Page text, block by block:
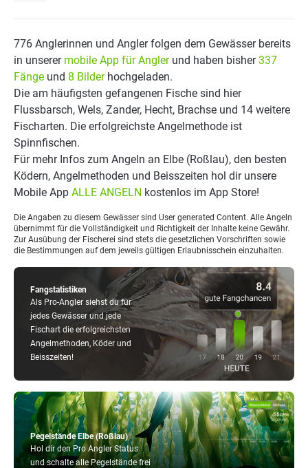
Pegelstände Elbe (Roßlau)
Hol dir den Pro Angler Status
und schalte alle Pegelstände frei
Fangstatistiken
Als Pro-Angler siehst du für
jedes Gewässer und jede
Fischart die erfolgreichsten
Angelmethoden, Köder und
Beisszeiten!
776 Anglerinnen und Angler folgen dem Gewässer bereits
in unserer mobile App für Anglerund haben bisher337
Fänge und 8 Bilderhochgeladen.
Die am häufigsten gefangenen Fische sind hier
Flussbarsch, Wels, Zander, Hecht, Brachse und 14 weitere
Fischarten. Die erfolgreichste Angelmethode ist
Spinnfischen.
Für mehr Infos zum Angeln an Elbe (Roßlau), den besten
Ködern, Angelmethoden und Beisszeiten hol dir unsere
Mobile App ALLE ANGELN kostenlos im App Store!
Die Angaben zu diesem Gewässer sind User generated Content. Alle Angeln
übernimmt für die Vollständigkeit und Richtigkeit der Inhalte keine Gewähr.
Zur Ausübung der Fischerei sind stets die gesetzlichen Vorschriften sowie
die Bestimmungen auf dem jeweils gültigen Erlaubnisschein einzuhalten.